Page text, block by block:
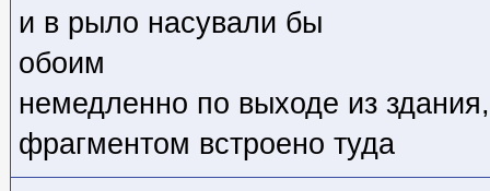
и в рыло насували бы
обоим
немедленно по выходе из
фрагментом встроено туда